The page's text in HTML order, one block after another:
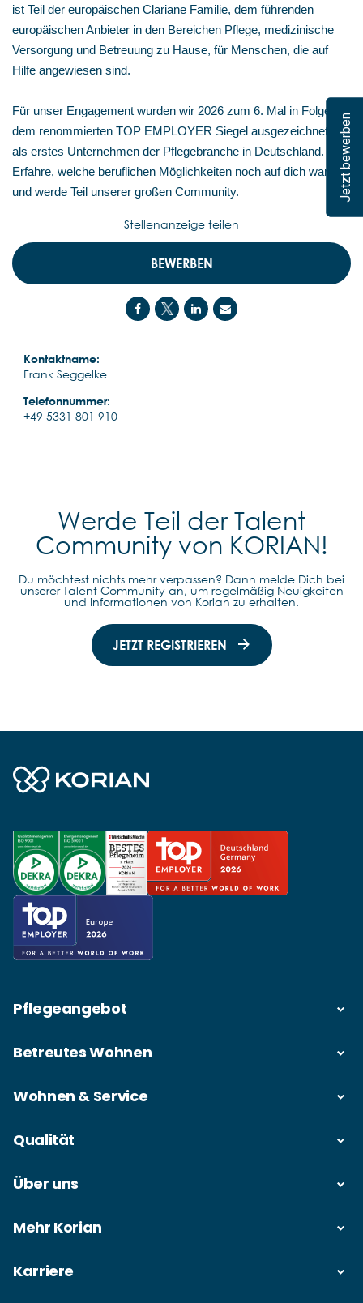
Jetzt bewerben
ist Teil der europäischen Clariane Familie, dem führenden
europäischen Anbieter in den Bereichen Pflege, medizinische
Versorgung und Betreuung zu Hause, für Menschen, die auf
Hilfe angewiesen sind.
Für unser Engagement wurden wir 2026 zum 6. Mal in Folge mit
dem renommierten TOP EMPLOYER Siegel ausgezeichnet –
als erstes Unternehmen der Pflegebranche in Deutschland.
Erfahre, welche beruflichen Möglichkeiten noch auf dich warten,
und werde Teil unserer großen Community.
BEWERBEN
Kontaktname:
Frank Seggelke
Telefonnummer:
+49 5331 801 910
Stellenanzeige teilen
Werde Teil der Talent
Community von KORIAN!
Du möchtest nichts mehr verpassen? Dann melde Dich bei
unserer Talent Community an, um regelmäßig Neuigkeiten
und Informationen von Korian zu erhalten.
JETZT REGISTRIEREN
Pflegeangebot
Betreutes Wohnen
Wohnen & Service
Qualität
Über uns
Mehr Korian
Karriere